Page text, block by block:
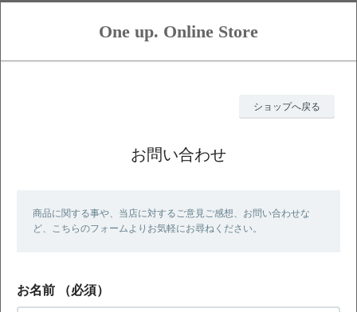
One up. Online Store
ショップへ戻る
お問い合わせ
商品に関する事や、当店に対するご意見ご感想、お問い合わせな
ど、こちらのフォームよりお気軽にお尋ねください。
お名前 （必須）